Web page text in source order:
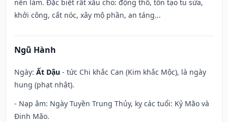
nên làm. Đặc biệt rất xấu cho: động thổ, tôn tạo tu sửa,
khởi công, cất nóc, xây mộ phần, an táng...
Ngũ Hành
Ngày: Ất Dậu - tức Chi khắc Can (Kim khắc Mộc), là ngày
hung (phạt nhật).
- Nạp âm: Ngày Tuyền Trung Thủy, kỵ các tuổi: Kỷ Mão và
Đinh Mão.